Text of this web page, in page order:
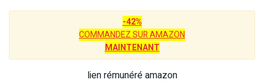
-42%
COMMANDEZ SUR AMAZON
MAINTENANT
lien rémunéré amazon